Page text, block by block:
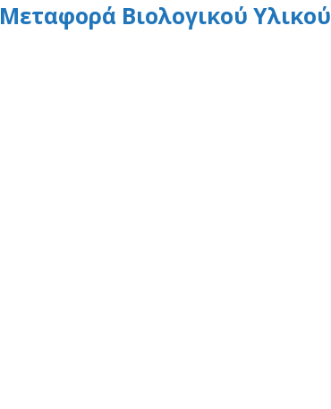
Μεταφορά Βιολογικού Υλικού